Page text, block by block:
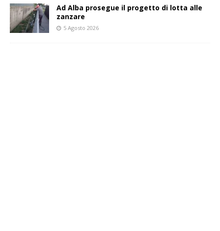
Ad Alba prosegue il progetto di lotta alle
zanzare
5 Agosto 2026